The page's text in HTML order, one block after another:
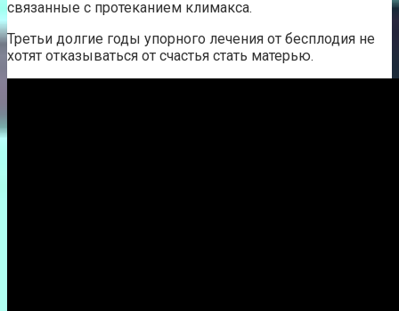
связанные с протеканием климакса.
Третьи долгие годы упорного лечения от бесплодия не
хотят отказываться от счастья стать матерью.